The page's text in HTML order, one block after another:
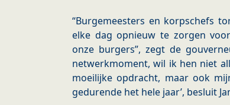
“Burgemeesters en korpschefs
elke dag opnieuw te zorgen
onze burgers”, zegt de
netwerkmoment, wil ik hen niet
moeilijke opdracht, maar ook
gedurende het hele jaar’, besluit